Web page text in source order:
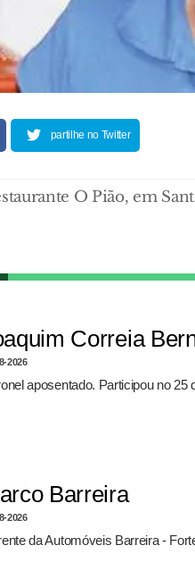
partilhe no Twitter
O Pião, em
Correia
2026
aposentado. Participou no
Barreira
2026
da Automóveis Barreira -